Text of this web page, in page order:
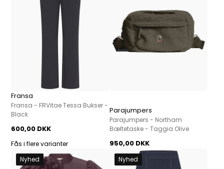
Fransa
Fransa - FRVitae Tessa Bukser -
Black
600,00 DKK
Fås i flere varianter
Parajumpers
Parajumpers - Northam
Bæltetaske - Taggia Olive
950,00 DKK
Nyhed Nyhed